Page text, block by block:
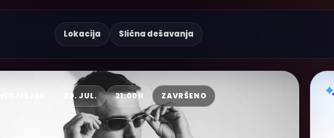
Lokacija Slična dešavanja
20. JUL. 21:00H ZAVRŠENO